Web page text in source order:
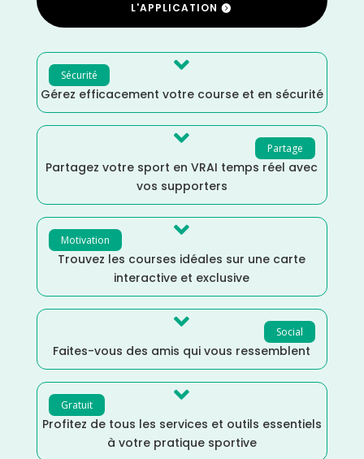
L'APPLICATION
Sécurité 
Gérez efficacement votre course et en sécurité
Partage

Partagez votre sport en VRAI temps réel avec
vos supporters
Motivation 
Trouvez les courses idéales sur une carte
interactive et exclusive
Social

Faites-vous des amis qui vous ressemblent
Gratuit 
Profitez de tous les services et outils essentiels
à votre pratique sportive